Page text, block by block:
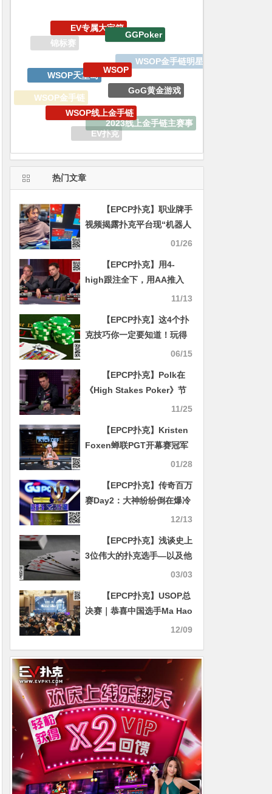
生肖之王金手链嘉年华
EPCP扑克
EV扑克战队
WSOP金手链
WSOP天堂岛
WSOP
2023线上金手链主赛事
EV扑克
WSOP线上金手链
热门文章
【EPCP扑克】职业牌手
视频揭露扑克平台现“机器人
农场”，72万次围观引发行业
01/26
【EPCP扑克】用4-
high跟注全下，用AA推入
11/13
【EPCP扑克】这4个扑
克技巧你一定要知道！玩得
06/15
【EPCP扑克】Polk在
《High Stakes Poker》节
11/25
【EPCP扑克】Kristen
Foxen蝉联PGT开幕赛冠军
郑晓生闯入塞浦路斯Merit01/28
【EPCP扑克】传奇百万
赛Day2：大神纷纷倒在爆冷
下，共14人晋级，中国Esti
12/13
【EPCP扑克】浅谈史上
3位伟大的扑克选手—以及他
03/03
【EPCP扑克】USOP总
决赛｜恭喜中国选手Ma Hao
Hui超大优势斩夺迷你主赛事
冠！重头戏主赛事明日开
启！
12/09